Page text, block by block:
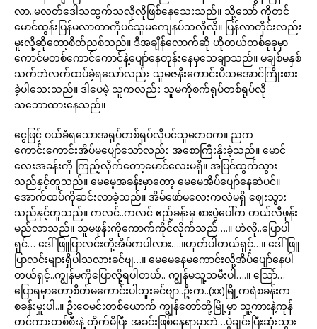
လာ..မလတ်ဒေါသထွက်သလိုလိုဖြစ်နေသေးသည်။ သို့သော် ကိုတင်
မောင်ထွန်းပြန်မလာတာကိုပင်သူမကျေနပ်သလိုလို။ ပြန်လာတိုင်းလည်း
မူးလို့ဆိုတော့စိတ်ညစ်သည်။ ဒီအချိန်လောက်ဆို ဟိုတယ်တစ်ခုခုမှာ
ကောင်မတစ်ကောင်ကောင်နဲ့ပျော်နေတုန်းနေမှသေချာသည်။ မချစ်မနှစ်
သက်ဘဲလက်ထပ်ခဲ့ရသော်လည်း သူမဇနီးကောင်းပီသအောင်ကြိုးစား
ခဲ့ပါသေးသည်။ ဒါပေမဲ့ သူကလည်း သူမကိုစက်ရုပ်တစ်ရုပ်လို
သဘောထားနေသည်။
ငွေဖြင့် ဝယ်ခံရသောအရုပ်တစ်ရုပ်လိုပင်သူမဘဝက။ ညက
ကောင်းကောင်းအိပ်မပျော်သော်လည်း အစောကြီးနိုးခဲ့သည်။ မောင်
လေးအခန်းကို ကြည့်လိုက်တော့မောင်လေးမရှိ။ အပြင်ထွက်သွား
သည်နှင့်တူသည်။ မေမေ့အခန်းမှာတော့ မေမေအိပ်ပျော်နေဆဲပင်။
အောက်ထပ်ကိုဆင်းလာခဲ့သည်။ အိမ်ဖော်မလေးကလဲမရှိ ဈေးသွား
သည်နှင့်တူသည်။ ကလင်..ကလင် ဧည့်ခန်းမှ စားပွဲပေါ်က တယ်လီဖုန်း
မည်လာသည်။ သူမဖုန်းကိုကောက်ကိုင်လိုက်သည်….။ ဟဲလို..ပြောပါ
ရှင်… ဒေါ်ဖြူပြာလင်းတို့အိမ်ကပါလား….။ဟုတ်ပါတယ်ရှင့်…။ ဒေါ်ဖြူ
ပြာလင်းများရှိပါသလားခင်ဗျ…။ မေမေနေမကောင်းလို့အိပ်ပျော်နေပါ
တယ်ရှင့်..ကျွန်မကိုပြောလို့ရပါတယ်.. ကျွန်မသူ့သမီးပါ….။ သြော်…
ပြောရမှာတော့စိတ်မကောင်းပါဘူးခင်ဗျာ..ဦးက..(xx)မြို့ကရဲစခန်းက
စခန်းမှူးပါ..။ ဦးဝေမင်းတစ်ယောက် ကျွန်တော်တို့မြို့မှာ သူ့ကားနဲ့ကုန်
တင်ကားတစ်စီးနဲ့ တိုက်မိပြီး အခင်းဖြစ်နေရာမှာဘဲ…ပွဲချင်းပြီးဆုံးသွား